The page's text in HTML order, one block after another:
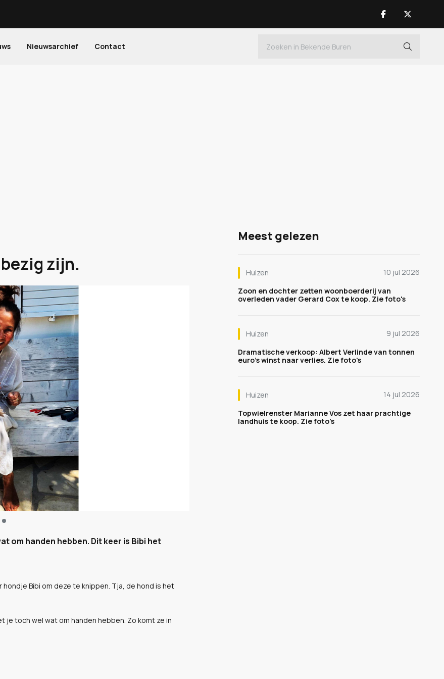
Nieuwsarchief Contact
zijn.
om handen hebben. Dit keer is Bibi het
Bibi om deze te knippen. Tja, de hond is het
je toch wel wat om handen hebben. Zo komt ze in
Meest gelezen
Huizen
10 jul 2026
Zoon en dochter zetten woonboerderij van
overleden vader Gerard Cox te koop. Zie foto's
Huizen
9 jul 2026
Dramatische verkoop: Albert Verlinde van tonnen
euro's winst naar verlies. Zie foto's
Huizen
14 jul 2026
Topwielrenster Marianne Vos zet haar prachtige
landhuis te koop. Zie foto's